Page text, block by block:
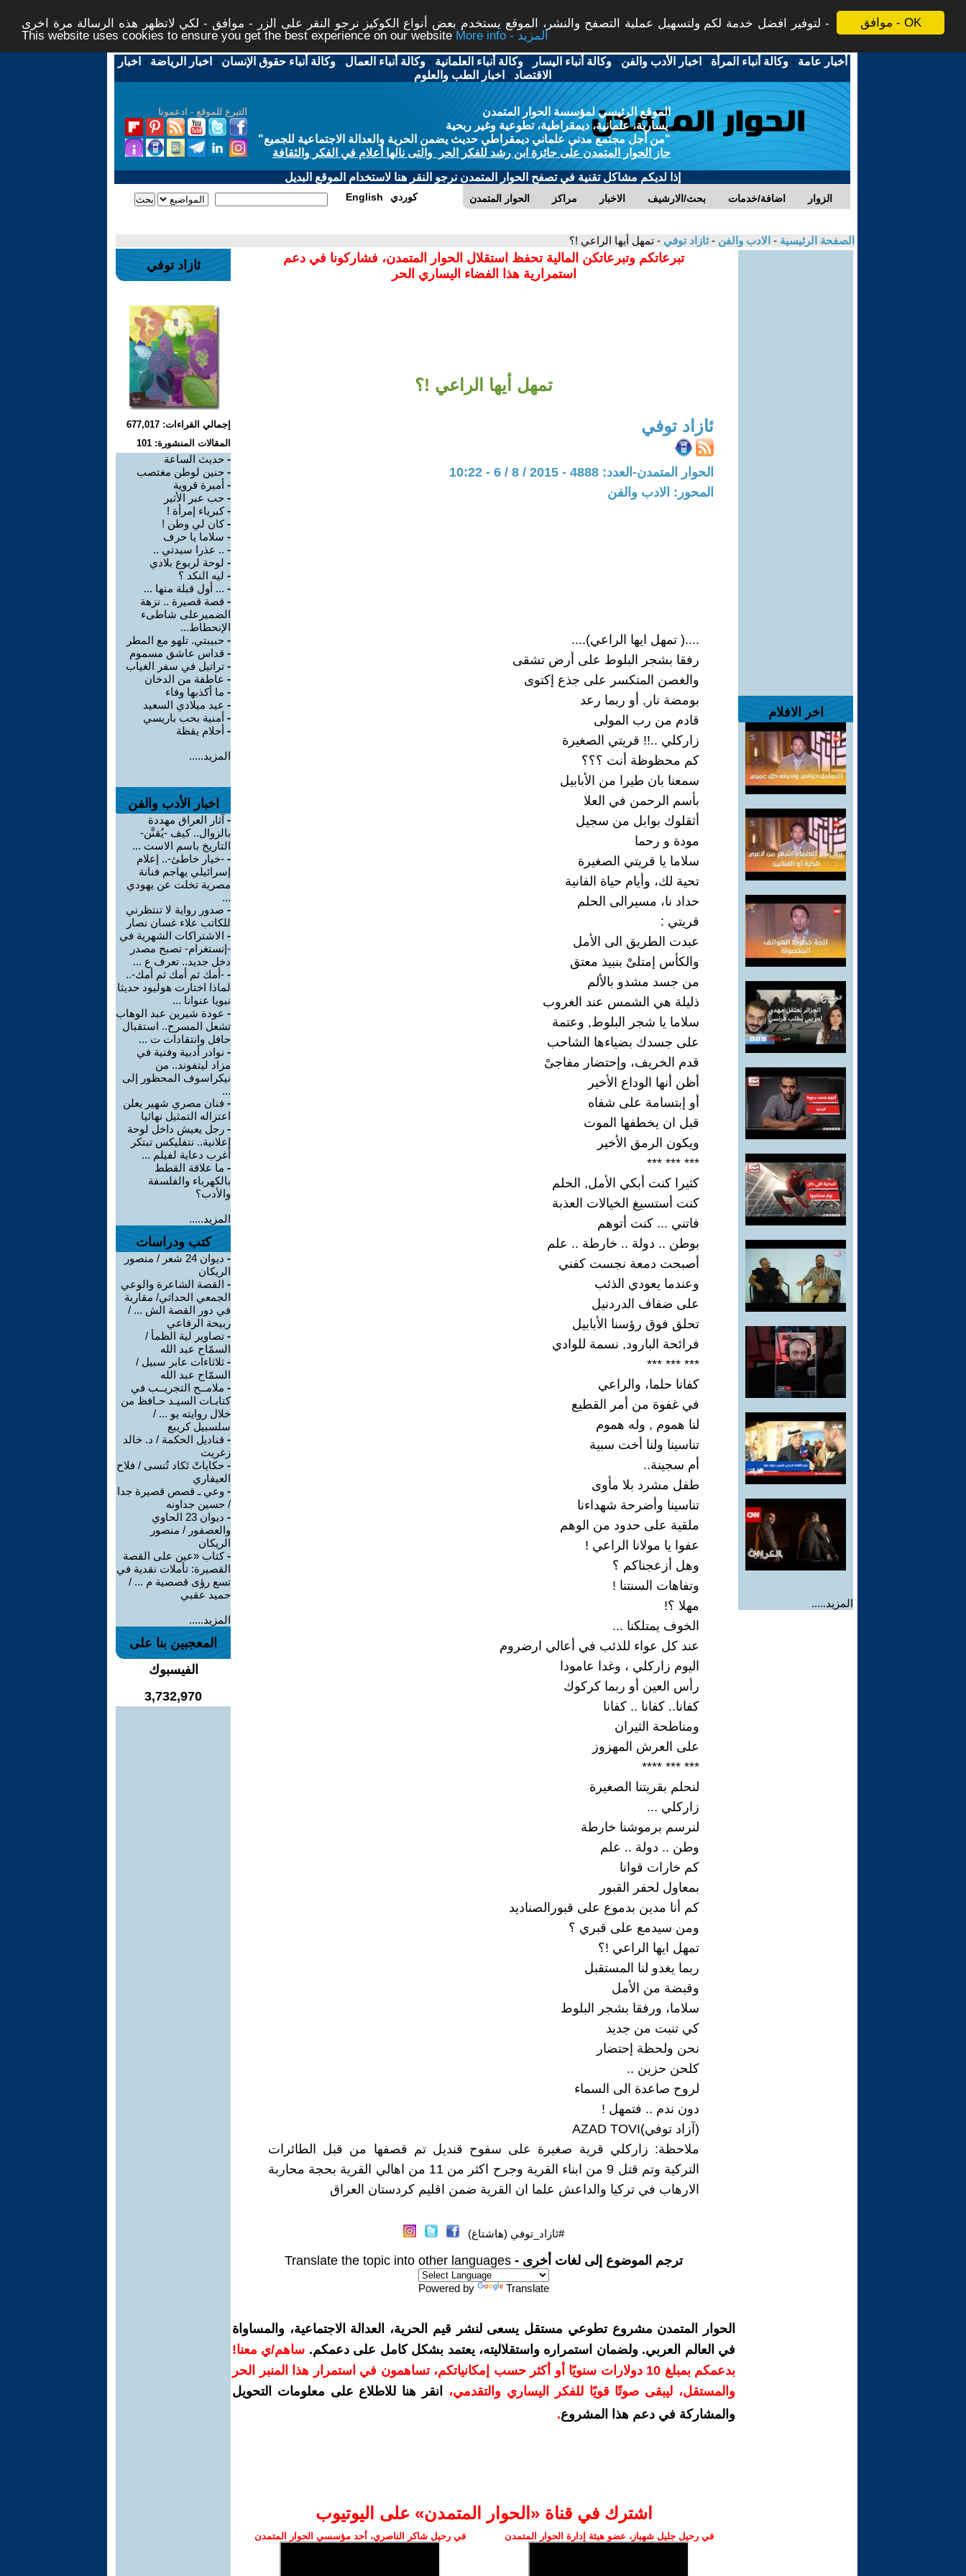
موافق - OK
لتوفير افضل خدمة لكم ولتسهيل عملية التصفح والنشر، الموقع يستخدم بعض أنواع الكوكيز نرجو النقر على الزر - موافق - لكي لاتظهر هذه الرسالة مرة اخرى -
This website uses cookies to ensure you get the best experience on our website
More info - المزيد
أخبار عامة -وكالة أنباء المرأة - اخبار الأدب والفن -وكالة أنباء اليسار -وكالة أنباء العلمانية -وكالة أنباء العمال -وكالة أنباء حقوق الإنسان - اخبار الرياضة - اخبار
الاقتصاد - اخبار الطب والعلوم
التبرع للموقع - ادعمونا
الموقع الرئيسي لمؤسسة الحوار المتمدن
يسارية، علمانية، ديمقراطية، تطوعية وغير ربحية
"من أجل مجتمع مدني علماني ديمقراطي حديث يضمن الحرية والعدالة الاجتماعية للجميع"
حاز الحوار المتمدن على جائزة ابن رشد للفكر الحر والتى نالها أعلام في الفكر والثقافة
إذا لديكم مشاكل تقنية في تصفح الحوار المتمدن نرجو النقر هنا لاستخدام الموقع البديل
الحوار المتمدن مراكز الاخبار بحث/الارشيف اضافة/خدمات الزوار English كوردي
الصفحة الرئيسية - الادب والفن - ئازاد توفي - تمهل أيها الراعي !؟
اخر الافلام
المزيد.....
تبرعاتكم وتبرعاتكن المالية تحفظ استقلال الحوار المتمدن، فشاركونا في دعم
استمرارية هذا الفضاء اليساري الحر
تمهل أيها الراعي !؟
ئازاد توفي
الحوار المتمدن-العدد: 4888 - 2015 / 8 / 6 - 10:22
المحور: الادب والفن
....( تمهل ايها الراعي)....
رفقا بشجر البلوط على أرض تشقى
والغصن المتكسر على جذع إكتوى
بومضة نار, أو ربما رعد
قادم من رب المولى
زاركلي ..!! قريتي الصغيرة
كم محظوظة أنت ؟؟؟
سمعنا بان طيرا من الأبابيل
بأسم الرحمن في العلا
أثقلوك بوابل من سجيل
مودة و رحما
سلاما يا قريتي الصغيرة
تحية لك، وأيام حياة الفانية
حداد نا، مسيرالى الحلم
قريتي :
عبدت الطريق الى الأمل
والكأس إمتلىْ بنبيذ معتق
من جسد مشدو بالألم
ذليلة هي الشمس عند الغروب
سلاما يا شجر البلوط, وعتمة
على جسدك بضياءها الشاحب
قدم الخريف، وإحتضار مفاجىْ
أظن أنها الوداع الأخير
أو إبتسامة على شفاه
قبل ان يخطفها الموت
ويكون الرمق الأخير
*** *** ***
كثيرا كنت أبكي الأمل, الحلم
كنت أستسيغ الخيالات العذبة
فاتني ... كنت أتوهم
بوطن .. دولة .. خارطة .. علم
أصبحت دمعة نجست كفني
وعندما يعودي الذئب
على ضفاف الدردنيل
تحلق فوق رؤسنا الأبابيل
فرائحة البارود, نسمة للوادي
*** *** ***
كفانا حلما، والراعي
في غفوة من أمر القطيع
لنا هموم , وله هموم
تناسينا ولنا أخت سبية
أم سجينة..
طفل مشرد بلا مأوى
تناسينا وأضرحة شهداءنا
ملقية على حدود من الوهم
عفوا يا مولانا الراعي !
وهل أزعجناكم ؟
وتفاهات السنتنا !
مهلا ؟!
الخوف يمتلكنا ...
عند كل عواء للذئب في أعالي ارضروم
اليوم زاركلي ، وغدا عامودا
رأس العين أو ربما كركوك
كفانا.. كفانا .. كفانا
ومناطحة الثيران
على العرش المهزوز
*** *** ****
لنحلم بقريتنا الصغيرة
زاركلي ...
لنرسم برموشنا خارطة
وطن .. دولة .. علم
كم خارات قوانا
بمعاول لحفر القبور
كم أنا مدين بدموع على قبورالصناديد
ومن سيدمع على قبري ؟
تمهل ايها الراعي !؟
ربما يغدو لنا المستقبل
وقبضة من الأمل
سلاما، ورفقا بشجر البلوط
كي تنبت من جديد
نحن ولحظة إحتضار
كلحن حزين ..
لروح صاعدة الى السماء
دون ندم .. فتمهل !
(آزاد توفي)AZAD TOVI
ملاحظة: زاركلي قرية صغيرة على سفوح قنديل تم قصفها من قبل الطائرات
التركية وتم قتل 9 من ابناء القرية وجرح اكثر من 11 من اهالي القرية بحجة محاربة
الارهاب في تركيا والداعش علما ان القرية ضمن اقليم كردستان العراق
#ئازاد_توفي (هاشتاغ)
ترجم الموضوع إلى لغات أخرى - Translate the topic into other languages
Powered by Translate
الحوار المتمدن مشروع تطوعي مستقل يسعى لنشر قيم الحرية، العدالة الاجتماعية، والمساواة
في العالم العربي. ولضمان استمراره واستقلاليته، يعتمد بشكل كامل على دعمكم. ساهم/ي معنا!
بدعمكم بمبلغ 10 دولارات سنويًا أو أكثر حسب إمكانياتكم، تساهمون في استمرار هذا المنبر الحر
والمستقل، ليبقى صوتًا قويًا للفكر اليساري والتقدمي،
انقر هنا للاطلاع على معلومات التحويل
والمشاركة في دعم هذا المشروع.
اشترك في قناة ‫«الحوار المتمدن» على اليوتيوب
في رحيل جليل شهباز، عضو هيئة إدارة الحوار المتمدن في رحيل شاكر الناصري، أحد مؤسسي الحوار المتمدن
ئازاد توفي
إجمالي القراءات: 677,017
المقالات المنشورة: 101
- حديث الساعة
- حنين لوطن مغتصب
- أميرة قروية
- حب عبر الأثير
-كبرياء إمرأة !
-كان لي وطن !
- سلاما يا حرف
- .. عذرا سيدتي ..
- لوحة لربوع بلادي
- ليه النكد ؟
- ... أول قبلة منها ...
- قصة قصيرة .. نزهة
الضميرعلى شاطىء
الإنحطاط...
- حبيبتي. تلهو مع المطر
- قداس عاشق مسموم
- تراتيل في سفر الغياب
- عاطفة من الدخان
- ما أكذبها وفاء
- عيد ميلادي السعيد
- أمنية بحب باريسي
- أحلام يقظة
المزيد.....
اخبار الأدب والفن
- آثار العراق مهددة
بالزوال.. كيف -يُقنَّن-
التاريخ باسم الاست ...
- -خيار خاطئ-.. إعلام
إسرائيلي يهاجم فنانة
مصرية تخلت عن يهودي
...
- صدور رواية لا تنتظرني
للكاتب علاء غسان نصار
- الاشتراكات الشهرية في
-إنستغرام- تصبح مصدر
دخل جديد.. تعرف ع ...
- -أمك ثم أمك ثم أمك-..
لماذا اختارت هوليود حديثا
نبويا عنوانا ...
- عودة شيرين عبد الوهاب
تشعل المسرح.. استقبال
حافل وانتقادات ت ...
- نوادر أدبية وفنية في
مزاد ليتفوند.. من
نيكراسوف المحظور إلى
...
- فنان مصري شهير يعلن
اعتزاله التمثيل نهائيا
- رجل يعيش داخل لوحة
إعلانية.. نتفليكس تبتكر
أغرب دعاية لفيلم ...
- ما علاقة القطط
بالكهرباء والفلسفة
والأدب؟
المزيد.....
كتب ودراسات
-
ديوان 24 شعر / منصور
الريكان
- القصة الشاعرة والوعي
الجمعي الحداثي/ مقاربة
في دور القصة الش ... /
ربيحة الرفاعي
- تصاوير لية الظمأ /
السمّاح عبد الله
- ثلاثاءات عابر سبيل /
السمّاح عبد الله
- ملامــح التجريــب في
كتابـات السيـد حـافظ من
خلال روايته يو ... /
سلسبيل كريبع
- قناديل الحكمة / د. خالد
زغريت
- حكاياتْ تَكاد تُنسى / فلاح
العيفاري
- وعي ـ قصص قصيرة جدا
/ حسين جداونه
-
ديوان 23 الحاوي
والعصفور / منصور
الريكان
-كتاب «عين على القصة
القصيرة: تأملات نقدية في
تسع رؤى قصصية م ... /
حميد عقبي
المزيد.....
المعجبين بنا على
الفيسبوك
3,732,970